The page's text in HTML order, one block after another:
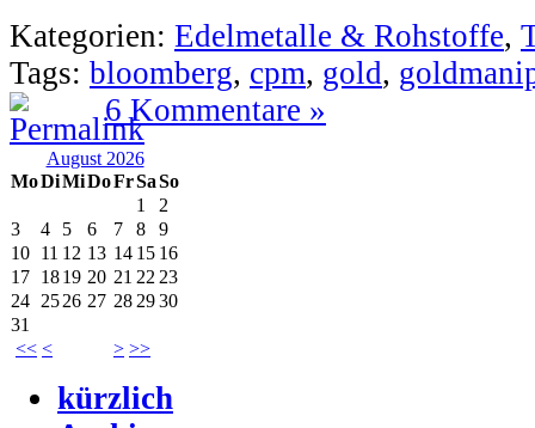
Kategorien: Edelmetalle & Rohstoffe,
Tags: bloomberg, cpm, gold,
6 Kommentare »
August 2026
MoDiMiDoFrSaSo
<< < > >>
1
2
3
4 5 6 7 8
9
10 11 12 13 14 15 16
17 1819 20 21 22 23
24 2526 27 28 2930
31
kürzlich